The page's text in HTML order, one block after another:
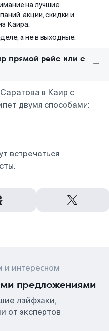
на лучшие
акции, скидки и
Каира.
а не в выходные.
прямой рейс или с
в Каир с
двумя способами:
встречаться
и интересном
предложениями
лайфхаки,
от экспертов